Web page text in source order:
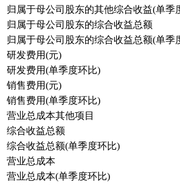
归属于母公司股东的其他综合收益(单季
归属于母公司股东的综合收益总额
归属于母公司股东的综合收益总额(单季
研发费用(元)
研发费用(单季度环比)
销售费用(元)
销售费用(单季度环比)
营业总成本其他项目
综合收益总额
综合收益总额(单季度环比)
营业总成本
营业总成本(单季度环比)